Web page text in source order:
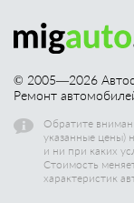
© 2005—2026
Ремонт
Обратите
указанные цены)
и ни при каких
Стоимость
характеристик